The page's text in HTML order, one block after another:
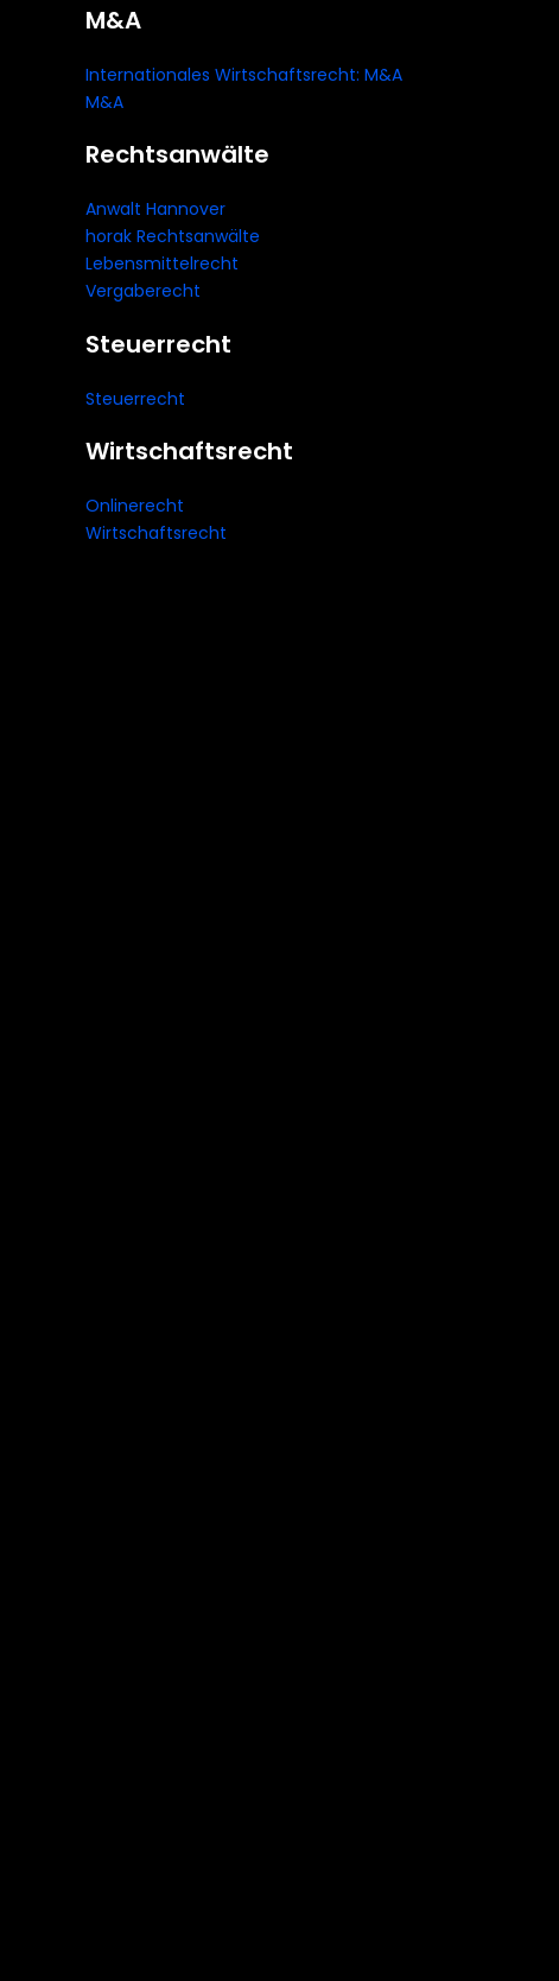
M&A
Internationales Wirtschaftsrecht: M&A
M&A
Rechtsanwälte
Anwalt Hannover
horak Rechtsanwälte
Lebensmittelrecht
Vergaberecht
Steuerrecht
Steuerrecht
Wirtschaftsrecht
Onlinerecht
Wirtschaftsrecht